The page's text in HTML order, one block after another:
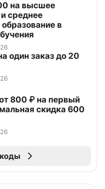
на высшее
среднее
в
один заказ до 20
800 ₽ на первый
скидка 600